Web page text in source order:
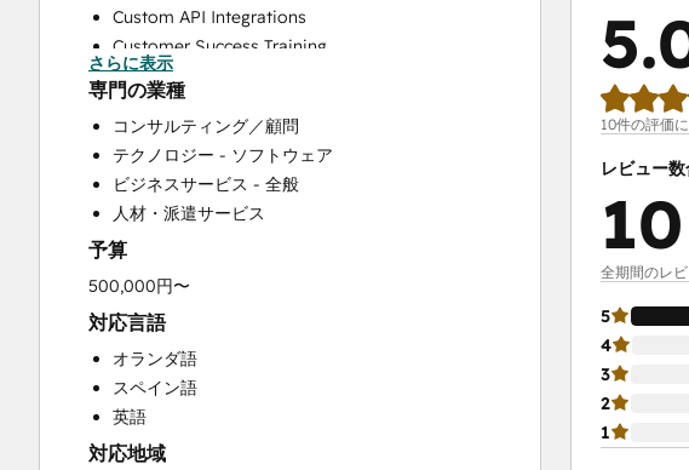
Custom API Integrations
Customer Success Training
Customer Support Training
Help Desk Implementation
HubSpot Onboarding
Knowledge Base Development
Paid Advertising
Sales and Marketing Alignment
Sales Coaching and Training
Sales Enablement
Website Development
Website Migration
さらに表示
専門の業種
コンサルティング／顧問
テクノロジー - ソフトウェア
ビジネスサービス - 全般
人材・派遣サービス
予算
500,000円〜
対応言語
オランダ語
スペイン語
英語
対応地域
10件の評価
レビュー
10
全期間のレ
5
4
3
2
1